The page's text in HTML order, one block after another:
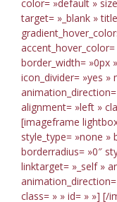
color= »default »
target= »_blank »
border_width= »0px
icon_divider= »yes »
alignment= »left »
[imageframe
style_type= »none »
borderradius= »0″
linktarget= »_self »
class= » » id= » »] [/